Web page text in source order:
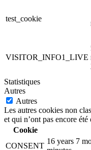
test_cookie
VISITOR_INFO1_LIVE
Statistiques
Autres
Autres
Les autres cookies non
et qui n’ont pas encore
Cookie
CONSENT
16 years 7